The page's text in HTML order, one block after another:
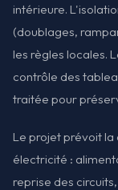
intérieure.
(doublages,
les règles locales.
contrôle des
traitée pour
Le projet prévoit
électricité :
reprise des